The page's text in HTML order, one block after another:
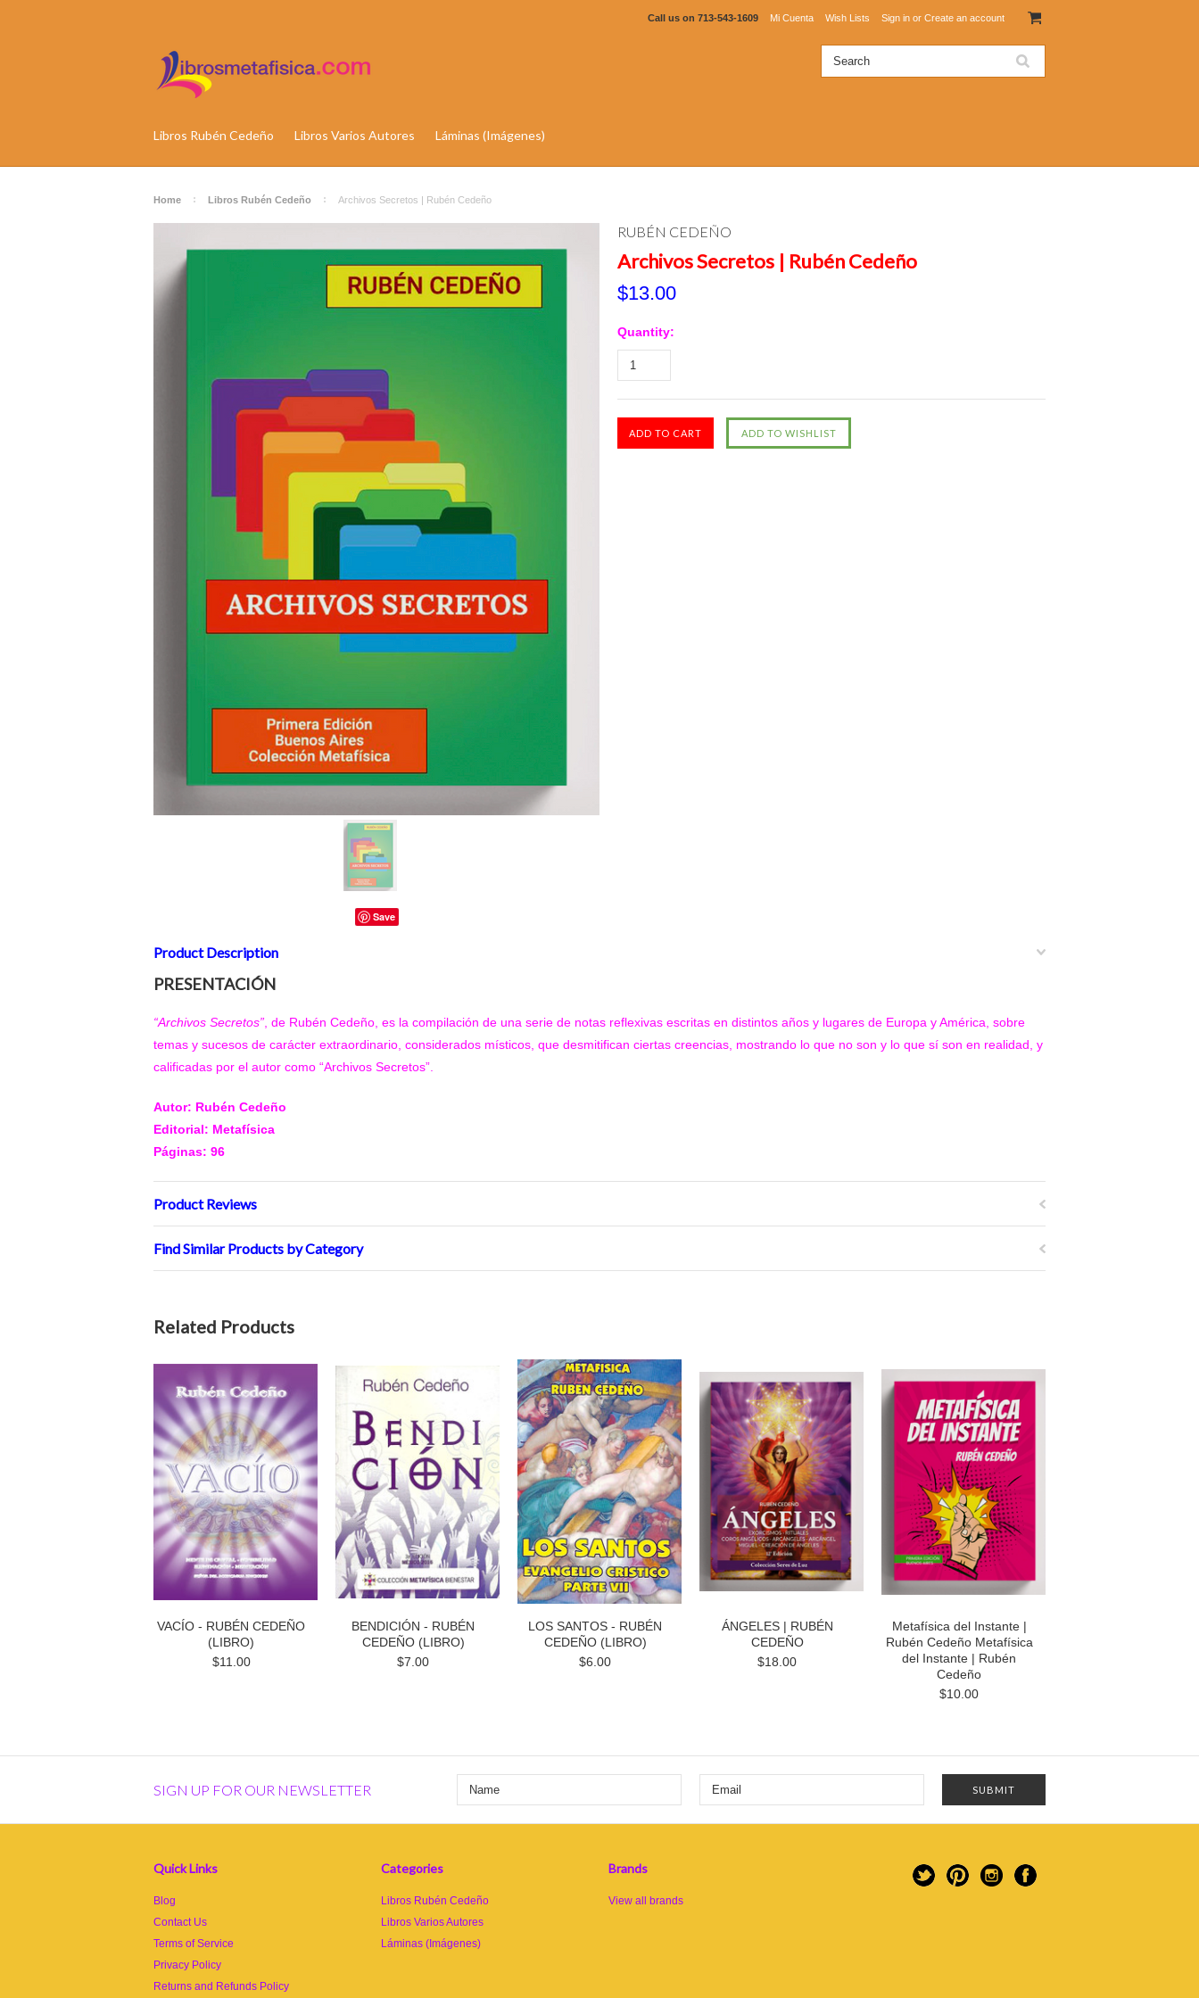
Call us on 713-543-1609 Mi Cuenta Wish Lists Sign in or Create an account
Libros Rubén Cedeño Libros Varios Autores Láminas (Imágenes)
Home Libros Rubén Cedeño Archivos Secretos | Rubén Cedeño
Save
RUBÉN CEDEÑO
Archivos Secretos | Rubén Cedeño
$13.00
Quantity:
Product Description
PRESENTACIÓN
“Archivos Secretos” , de Rubén Cedeño, es la compilación de una serie de notas reflexivas escritas en distintos años y lugares de Europa y América, sobre
temas y sucesos de carácter extraordinario, considerados místicos, que desmitifican ciertas creencias, mostrando lo que no son y lo que sí son en realidad, y
calificadas por el autor como “Archivos Secretos”.
Autor: Rubén Cedeño
Editorial: Metafísica
Páginas: 96
Product Reviews
Find Similar Products by Category
Related Products
VACÍO - RUBÉN CEDEÑO
(LIBRO)
$11.00
BENDICIÓN - RUBÉN
CEDEÑO (LIBRO)
$7.00
LOS SANTOS - RUBÉN
CEDEÑO (LIBRO)
$6.00
ÁNGELES | RUBÉN
CEDEÑO
$18.00
Metafísica del Instante |
Rubén Cedeño Metafísica
del Instante | Rubén
Cedeño
$10.00
SIGN UP FOR OUR NEWSLETTER
Quick Links
Blog
Contact Us
Terms of Service
Privacy Policy
Returns and Refunds Policy
Categories
Libros Rubén Cedeño
Libros Varios Autores
Láminas (Imágenes)
Brands
View all brands